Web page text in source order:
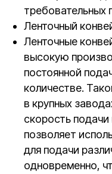
требовательных
Ленточный
Ленточные
высокую
постоянной
количестве.
в крупных
скорость
позволяет
для подачи
одновременно,